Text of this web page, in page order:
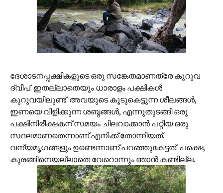
ദേശാടനപ്പക്ഷികളുടെ ഒരു സങ്കേതമാണത്രേ കുറുവ
ദ്വീപ്. ഇതല്ലാതെയും ധാരാളം പക്ഷികള്‍
കുറുവയിലുണ്ട്. അവയുടെ കൂടുകെട്ടുന്ന ശീലങ്ങള്‍,
ഇണയെ വിളിക്കുന്ന ശബ്ദങ്ങള്‍, എന്നുതുടങ്ങി ഒരു
പക്ഷിനിരീക്ഷകന് സമയം ചിലവാക്കാന്‍ പറ്റിയ ഒരു
സ്ഥലമാണതെന്നാണ് എനിക്ക് തോന്നിയത്.
വന്യമൃഗങ്ങളും ഉണ്ടെന്നാണ് പറഞ്ഞുകേട്ടത്. പക്ഷെ,
കുരങ്ങിനെയല്ലാതെ വേറൊന്നും ഞാന്‍ കണ്ടില്ല.